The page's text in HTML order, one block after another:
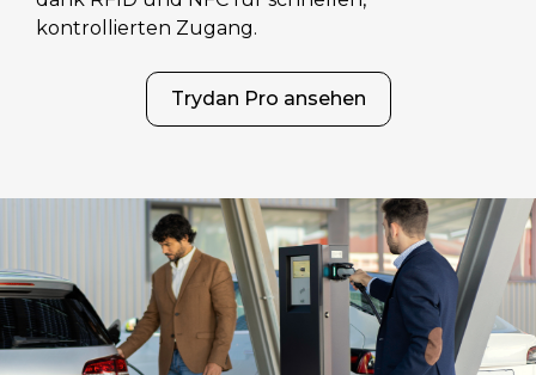
kontrollierten Zugang.
Trydan Pro ansehen